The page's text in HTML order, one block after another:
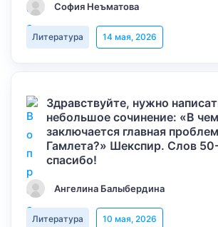
София Неъматова
Литература 14 мая, 2026
Здравствуйте, нужно
небольшое сочинение: «В чем
заключается главная
Гамлета?» Шекспир. Слов
спасибо!
Ангелина Балыбердина
Литература 10 мая, 2026